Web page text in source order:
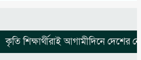
কৃতি শিক্ষার্থীরাই আগামীদিনে দেশের